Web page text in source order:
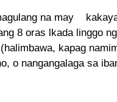
na may
8 oras lkada linggo
kapag
o nangangalaga sa